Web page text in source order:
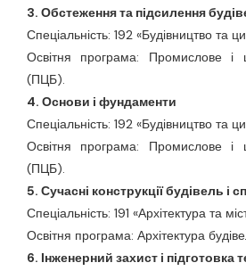
3. Обстеження та підсилення
Спеціальність: 192 «Будівництво та
Освітня програма: Промислове і
(ПЦБ).
4. Основи і фундаменти
Спеціальність: 192 «Будівництво та
Освітня програма: Промислове і
(ПЦБ).
5. Сучасні конструкції будівель i
Спеціальність: 191 «Архітектура та
Освітня програма: Архітектура
6. Інженерний захист і підготовка